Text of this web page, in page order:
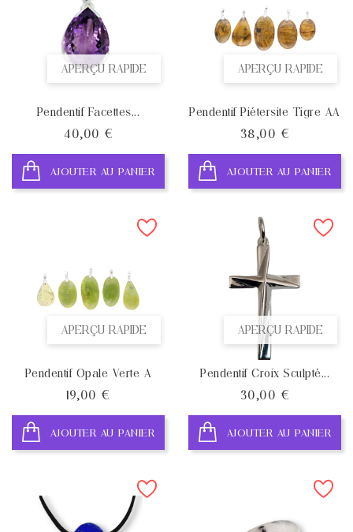
APERÇU RAPIDE
Pendentif Facettes...
40,00 €
AJOUTER AU PANIER
APERÇU RAPIDE
Pendentif Piétersite Tigre AA
38,00 €
AJOUTER AU PANIER
APERÇU RAPIDE
Pendentif Opale Verte A
19,00 €
AJOUTER AU PANIER
APERÇU RAPIDE
Pendentif Croix Sculpté...
30,00 €
AJOUTER AU PANIER